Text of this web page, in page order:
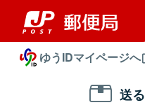
ゆうIDマイページへ
送る